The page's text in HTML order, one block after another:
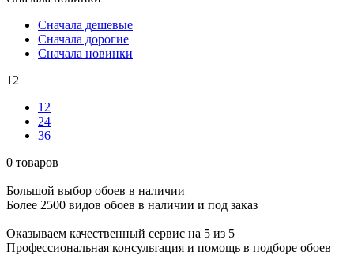
Сначала дешевые
Сначала дорогие
Сначала новинки
12
12
24
36
0 товаров
Большой выбор обоев в наличии
Более 2500 видов обоев в наличии и под заказ
Оказываем качественный сервис на 5 из 5
Профессиональная консультация и помощь в подборе обоев